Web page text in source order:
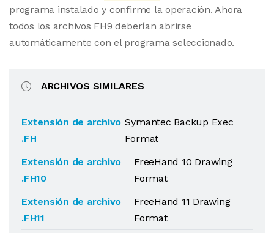
programa instalado y confirme la operación. Ahora
todos los archivos FH9 deberían abrirse
automáticamente con el programa seleccionado.
ARCHIVOS SIMILARES
Extensión de archivo
.FH
Symantec Backup Exec
Format
Extensión de archivo
.FH10
FreeHand 10 Drawing
Format
Extensión de archivo
.FH11
FreeHand 11 Drawing
Format